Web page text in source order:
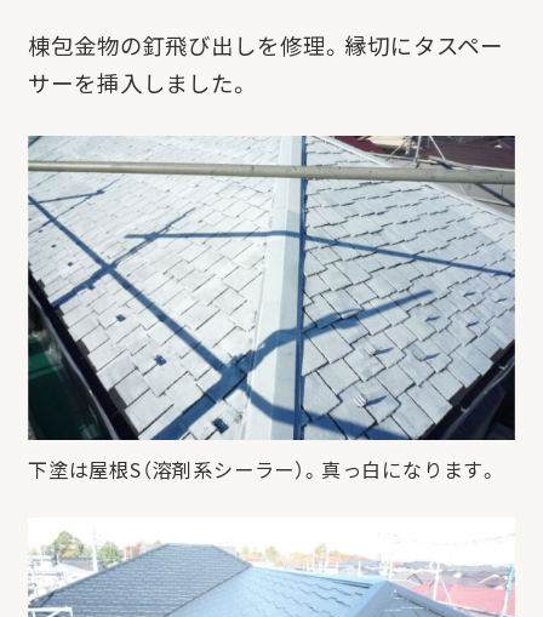
棟包金物の釘飛び出しを修理。縁切にタスペー
サーを挿入しました。
下塗は屋根S（溶剤系シーラー）。真っ白になります。